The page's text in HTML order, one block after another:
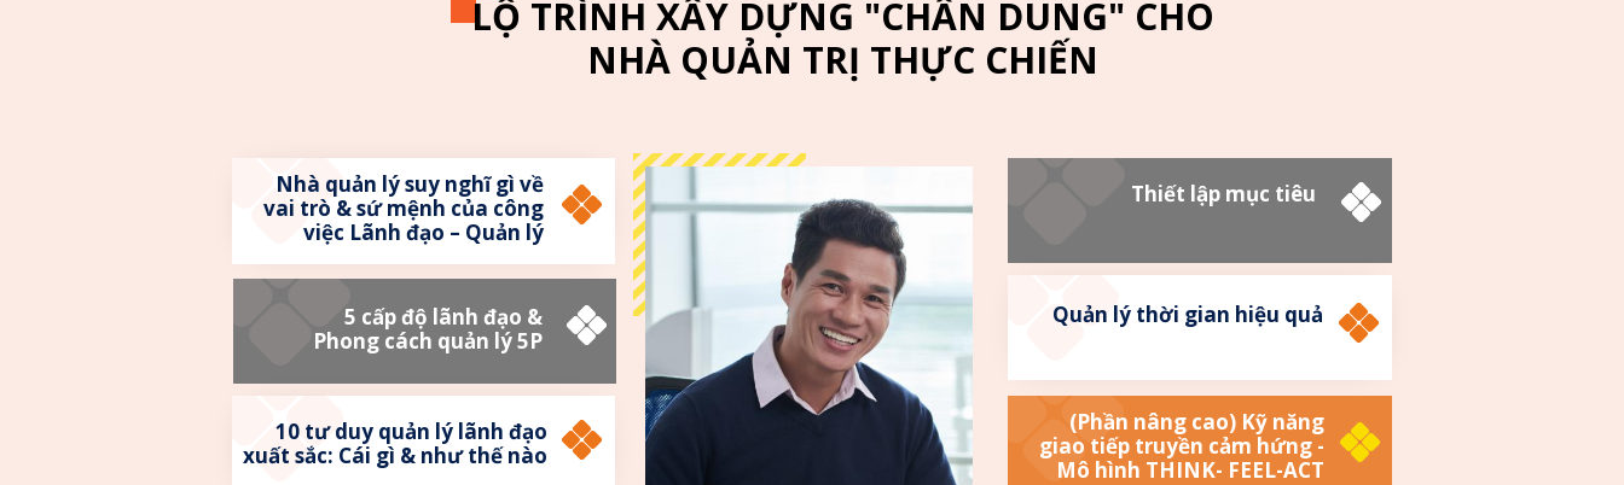
LỘ TRÌNH XÂY DỰNG "CHÂN DUNG" CHO
NHÀ QUẢN TRỊ THỰC CHIẾN
Nhà quản lý suy nghĩ gì về
vai trò & sứ mệnh của công
việc Lãnh đạo – Quản lý
5 cấp độ lãnh đạo &
Phong cách quản lý 5P
10 tư duy quản lý lãnh đạo
xuất sắc: Cái gì & như thế nào
Thiết lập mục tiêu
Quản lý thời gian hiệu quả
(Phần nâng cao) Kỹ năng
giao tiếp truyền cảm hứng -
Mô hình THINK- FEEL-ACT